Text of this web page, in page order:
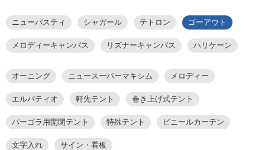
ニューパスティ シャガール テトロン ゴーアウト
メロディーキャンバス リズナーキャンバス ハリケーン
オーニング ニュースーパーマキシム メロディー
エルパティオ 軒先テント 巻き上げ式テント
パーゴラ用開閉テント 特殊テント ビニールカーテン
文字入れ サイン・看板